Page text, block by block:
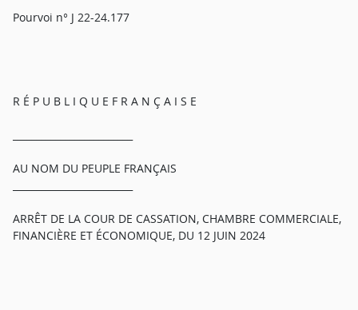
Pourvoi n° J 22-24.177
R É P U B L I Q U E F R A N Ç A I S E
AU NOM DU PEUPLE FRANÇAIS
ARRÊT DE LA COUR DE CASSATION, CHAMBRE COMMERCIALE,
FINANCIÈRE ET ÉCONOMIQUE, DU 12 JUIN 2024